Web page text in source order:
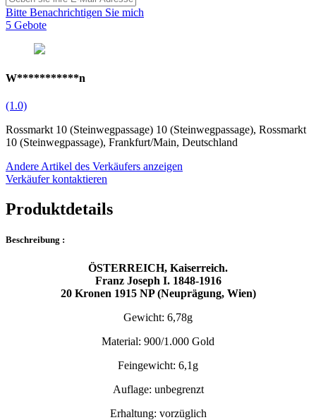
Bitte Benachrichtigen Sie mich
5 Gebote
W***********n
(1.0)
Rossmarkt 10 (Steinwegpassage) 10 (Steinwegpassage), Rossmarkt
10 (Steinwegpassage), Frankfurt/Main, Deutschland
Andere Artikel des Verkäufers anzeigen
Verkäufer kontaktieren
Produktdetails
Beschreibung :
ÖSTERREICH, Kaiserreich.
Franz Joseph I. 1848-1916
20 Kronen 1915 NP (Neuprägung, Wien)
Gewicht: 6,78g
Material: 900/1.000 Gold
Feingewicht: 6,1g
Auflage: unbegrenzt
Erhaltung: vorzüglich